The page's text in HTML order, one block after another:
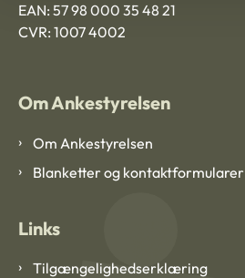
EAN: 57 98 000 35 48 21
CVR: 1007 4002
Om Ankestyrelsen
Om Ankestyrelsen
Blanketter og kontaktformularer
Links
Tilgængelighedserklæring